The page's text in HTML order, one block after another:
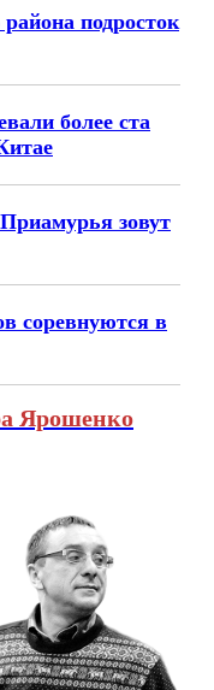
подросток
более ста
зовут
соревнуются в
Ярошенко